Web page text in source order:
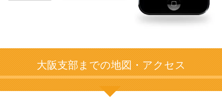
大阪支部までの地図・アクセス